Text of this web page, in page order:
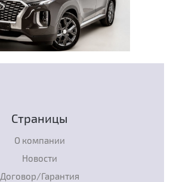
Страницы
О компании
Новости
Договор/Гарантия